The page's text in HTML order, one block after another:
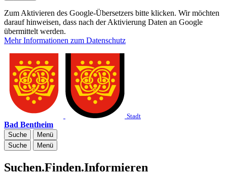
Zum Aktivieren des Google-Übersetzers bitte klicken. Wir möchten
darauf hinweisen, dass nach der Aktivierung Daten an Google
übermittelt werden.
Mehr Informationen zum Datenschutz
Stadt
Bad Bentheim
Suche
Menü
Suche
Menü
Suchen.Finden.Informieren